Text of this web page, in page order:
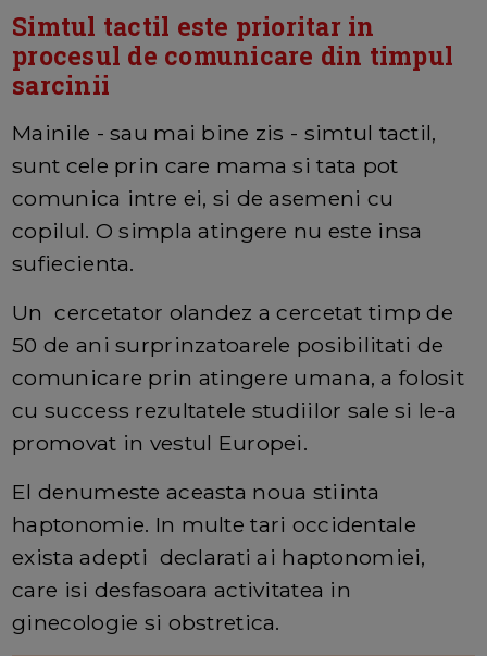
Simtul tactil este prioritar in
procesul de comunicare din timpul
sarcinii
Mainile - sau mai bine zis - simtul tactil,
sunt cele prin care mama si tata pot
comunica intre ei, si de asemeni cu
copilul. O simpla atingere nu este insa
sufiecienta.
Un cercetator olandez a cercetat timp de
50 de ani surprinzatoarele posibilitati de
comunicare prin atingere umana, a folosit
cu success rezultatele studiilor sale si le-a
promovat in vestul Europei.
El denumeste aceasta noua stiinta
haptonomie. In multe tari occidentale
exista adepti declarati ai haptonomiei,
care isi desfasoara activitatea in
ginecologie si obstretica.